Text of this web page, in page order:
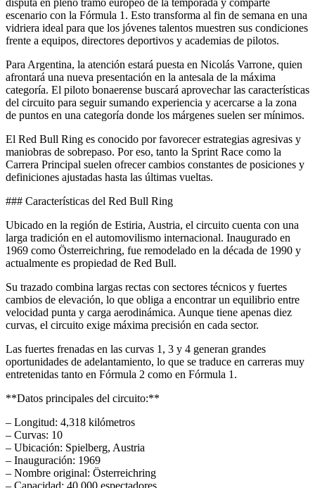
escenario con la Fórmula 1. Esto transforma al fin de semana en una
vidriera ideal para que los jóvenes talentos muestren sus condiciones
frente a equipos, directores deportivos y academias de pilotos.
Para Argentina, la atención estará puesta en Nicolás Varrone, quien
afrontará una nueva presentación en la antesala de la máxima
categoría. El piloto bonaerense buscará aprovechar las características
del circuito para seguir sumando experiencia y acercarse a la zona
de puntos en una categoría donde los márgenes suelen ser mínimos.
El Red Bull Ring es conocido por favorecer estrategias agresivas y
maniobras de sobrepaso. Por eso, tanto la Sprint Race como la
Carrera Principal suelen ofrecer cambios constantes de posiciones y
definiciones ajustadas hasta las últimas vueltas.
### Características del Red Bull Ring
Ubicado en la región de Estiria, Austria, el circuito cuenta con una
larga tradición en el automovilismo internacional. Inaugurado en
1969 como Österreichring, fue remodelado en la década de 1990 y
actualmente es propiedad de Red Bull.
Su trazado combina largas rectas con sectores técnicos y fuertes
cambios de elevación, lo que obliga a encontrar un equilibrio entre
velocidad punta y carga aerodinámica. Aunque tiene apenas diez
curvas, el circuito exige máxima precisión en cada sector.
Las fuertes frenadas en las curvas 1, 3 y 4 generan grandes
oportunidades de adelantamiento, lo que se traduce en carreras muy
entretenidas tanto en Fórmula 2 como en Fórmula 1.
**Datos principales del circuito:**
– Longitud: 4,318 kilómetros
– Curvas: 10
– Ubicación: Spielberg, Austria
– Inauguración: 1969
– Nombre original: Österreichring
– Capacidad: 40.000 espectadores